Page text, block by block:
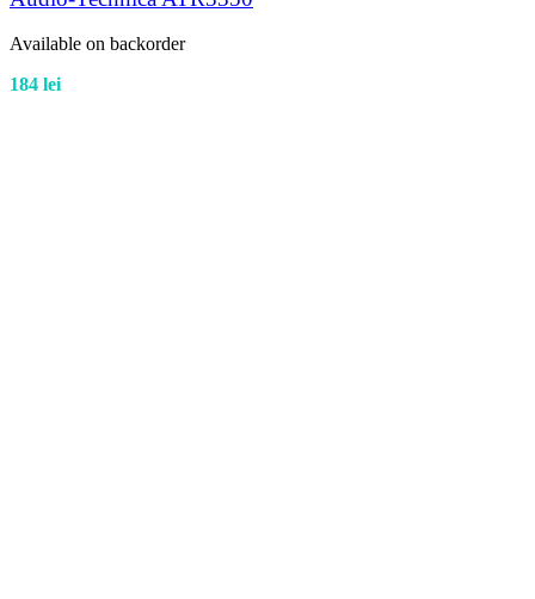
Available on backorder
184 lei